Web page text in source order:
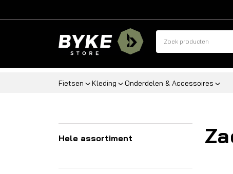
Fietsen Kleding Onderdelen & Accessoires
Hele assortiment